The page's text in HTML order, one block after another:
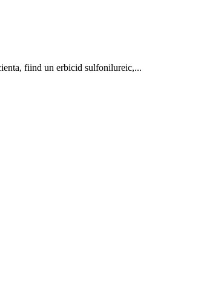
fiind un erbicid sulfonilureic,...